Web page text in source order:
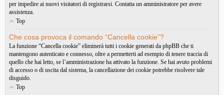
per impedire ai nuovi visitatori di registrarsi. Contatta un amministratore per avere
assistenza.
Top
Che cosa provoca il comando “Cancella cookie”?
La funzione “Cancella cookie” eliminerà tutti i cookie generati da phpBB che ti
mantengono autenticato e connesso, oltre a permetterti ad esempio di tenere traccia di
quello che hai letto, se l’amministrazione ha attivato la funzione. Se hai avuto problemi
di accesso o di uscita dal sistema, la cancellazione dei cookie potrebbe risolvere tale
disguido.
Top